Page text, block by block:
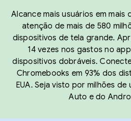
Alcance mais usuários em mais
atenção de mais de 580
dispositivos de tela grande.
14 vezes nos gastos no
dispositivos dobráveis.
Chromebooks em 93% dos
EUA. Seja visto por milhões
Auto e do